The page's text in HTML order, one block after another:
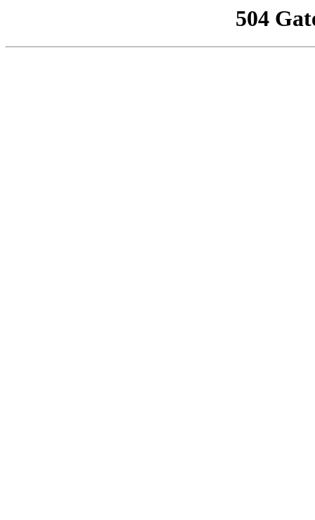
504